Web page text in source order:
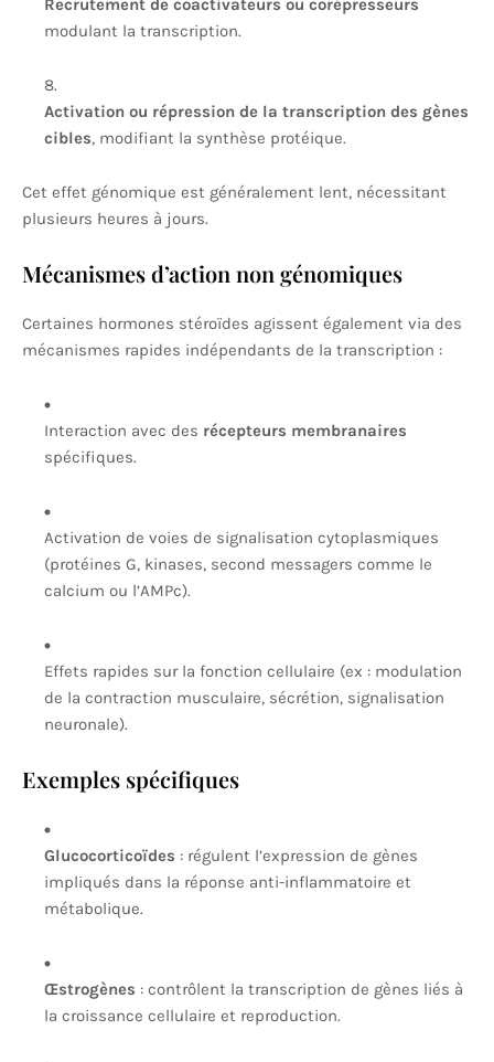
Recrutement de coactivateurs ou corépresseurs
modulant la transcription.
Activation ou répression de la transcription des gènes
cibles, modifiant la synthèse protéique.
Cet effet génomique est généralement lent, nécessitant
plusieurs heures à jours.
Mécanismes d’action non génomiques
Certaines hormones stéroïdes agissent également via des
mécanismes rapides indépendants de la transcription :
Interaction avec des récepteurs membranaires
spécifiques.
Activation de voies de signalisation cytoplasmiques
(protéines G, kinases, second messagers comme le
calcium ou l’AMPc).
Effets rapides sur la fonction cellulaire (ex : modulation
de la contraction musculaire, sécrétion, signalisation
neuronale).
Exemples spécifiques
Glucocorticoïdes : régulent l’expression de gènes
impliqués dans la réponse anti-inflammatoire et
métabolique.
Œstrogènes : contrôlent la transcription de gènes liés à
la croissance cellulaire et reproduction.